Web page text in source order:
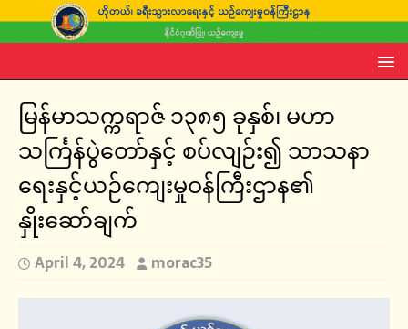
မြန်မာသက္ကရာဇ် ၁၃၈၅ ခုနှစ်၊ မဟာ
သင်္ကြန်ပွဲတော်နှင့် စပ်လျဉ်း၍ သာသနာ
ရေးနှင့်ယဉ်ကျေးမှုဝန်ကြီးဌာန၏
နှိုးဆော်ချက်
April 4, 2024 morac35